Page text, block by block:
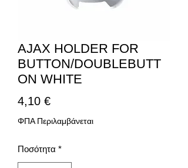
AJAX HOLDER FOR
BUTTON/DOUBLEBUTT
ON WHITE
4,10 €Τιμή
ΦΠΑ Περιλαμβάνεται
Ποσότητα *